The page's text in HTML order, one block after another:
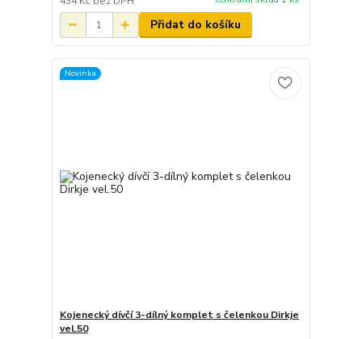
Přidat do košíku
Novinka
Kojenecký dívčí 3-dílný komplet s čelenkou Dirkje
vel.50